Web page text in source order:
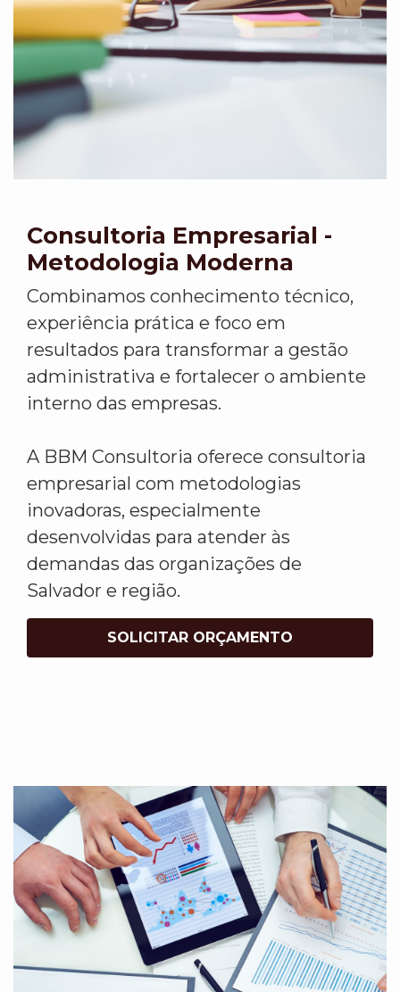
Consultoria Empresarial -
Metodologia Moderna
Combinamos conhecimento técnico,
experiência prática e foco em
resultados para transformar a gestão
administrativa e fortalecer o ambiente
interno das empresas.
A BBM Consultoria oferece consultoria
empresarial com metodologias
inovadoras, especialmente
desenvolvidas para atender às
demandas das organizações de
Salvador e região.
SOLICITAR ORÇAMENTO